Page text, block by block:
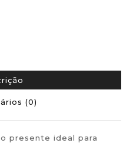
(0)
presente ideal para